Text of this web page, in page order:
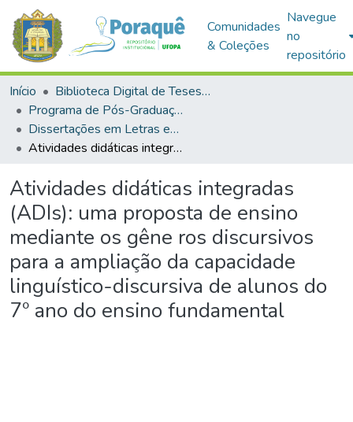
Comunidades
& Coleções
Navegue
no
repositório
Início
Biblioteca Digital de Teses e Dissertações (BDTD)
Programa de Pós-Graduação em Mestrado Profissional em Letras em Rede Nacional (PROFLETRAS)
Dissertações em Letras em Rede Nacional (Mestrado Profissional)
Atividades didáticas integradas (ADIs): uma proposta de ensino mediante os gêne ros discursivos para a ampliação da capacidade linguístico-discursiva de alunos do 7º ano do ensino fundamental
Atividades didáticas integradas
(ADIs): uma proposta de ensino
mediante os gêne ros discursivos
para a ampliação da capacidade
linguístico-discursiva de alunos do
7º ano do ensino fundamental